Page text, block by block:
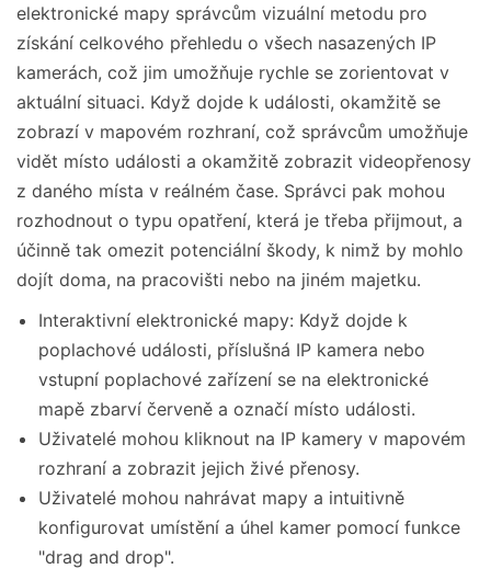
elektronické mapy správcům vizuální metodu pro
získání celkového přehledu o všech nasazených IP
kamerách, což jim umožňuje rychle se zorientovat v
aktuální situaci. Když dojde k události, okamžitě se
zobrazí v mapovém rozhraní, což správcům umožňuje
vidět místo události a okamžitě zobrazit videopřenosy
z daného místa v reálném čase. Správci pak mohou
rozhodnout o typu opatření, která je třeba přijmout, a
účinně tak omezit potenciální škody, k nimž by mohlo
dojít doma, na pracovišti nebo na jiném majetku.
Interaktivní elektronické mapy: Když dojde k
poplachové události, příslušná IP kamera nebo
vstupní poplachové zařízení se na elektronické
mapě zbarví červeně a označí místo události.
Uživatelé mohou kliknout na IP kamery v mapovém
rozhraní a zobrazit jejich živé přenosy.
Uživatelé mohou nahrávat mapy a intuitivně
konfigurovat umístění a úhel kamer pomocí funkce
"drag and drop".